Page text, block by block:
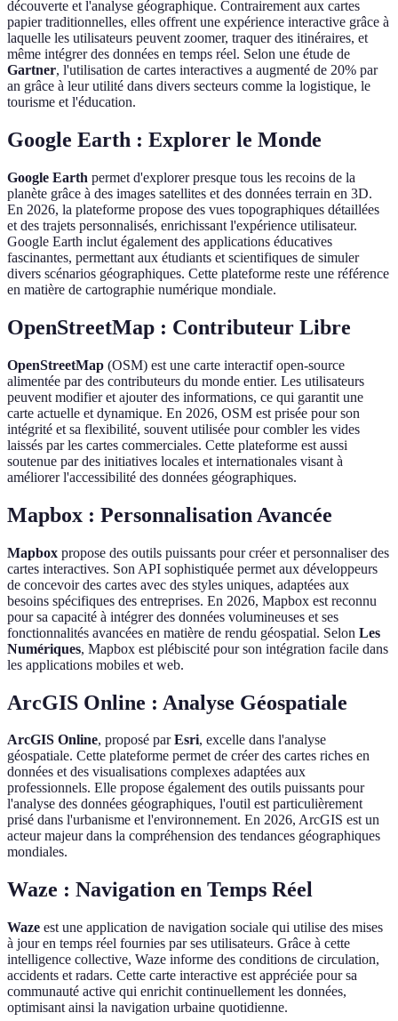
découverte et l'analyse géographique. Contrairement aux cartes
papier traditionnelles, elles offrent une expérience interactive grâce à
laquelle les utilisateurs peuvent zoomer, traquer des itinéraires, et
même intégrer des données en temps réel. Selon une étude de
Gartner, l'utilisation de cartes interactives a augmenté de 20% par
an grâce à leur utilité dans divers secteurs comme la logistique, le
tourisme et l'éducation.
Google Earth : Explorer le Monde
Google Earth permet d'explorer presque tous les recoins de la
planète grâce à des images satellites et des données terrain en 3D.
En 2026, la plateforme propose des vues topographiques détaillées
et des trajets personnalisés, enrichissant l'expérience utilisateur.
Google Earth inclut également des applications éducatives
fascinantes, permettant aux étudiants et scientifiques de simuler
divers scénarios géographiques. Cette plateforme reste une référence
en matière de cartographie numérique mondiale.
OpenStreetMap : Contributeur Libre
OpenStreetMap (OSM) est une carte interactif open-source
alimentée par des contributeurs du monde entier. Les utilisateurs
peuvent modifier et ajouter des informations, ce qui garantit une
carte actuelle et dynamique. En 2026, OSM est prisée pour son
intégrité et sa flexibilité, souvent utilisée pour combler les vides
laissés par les cartes commerciales. Cette plateforme est aussi
soutenue par des initiatives locales et internationales visant à
améliorer l'accessibilité des données géographiques.
Mapbox : Personnalisation Avancée
Mapbox propose des outils puissants pour créer et personnaliser des
cartes interactives. Son API sophistiquée permet aux développeurs
de concevoir des cartes avec des styles uniques, adaptées aux
besoins spécifiques des entreprises. En 2026, Mapbox est reconnu
pour sa capacité à intégrer des données volumineuses et ses
fonctionnalités avancées en matière de rendu géospatial. Selon Les
Numériques, Mapbox est plébiscité pour son intégration facile dans
les applications mobiles et web.
ArcGIS Online : Analyse Géospatiale
ArcGIS Online, proposé parEsri, excelle dans l'analyse
géospatiale. Cette plateforme permet de créer des cartes riches en
données et des visualisations complexes adaptées aux
professionnels. Elle propose également des outils puissants pour
l'analyse des données géographiques, l'outil est particulièrement
prisé dans l'urbanisme et l'environnement. En 2026, ArcGIS est un
acteur majeur dans la compréhension des tendances géographiques
mondiales.
Waze : Navigation en Temps Réel
Waze est une application de navigation sociale qui utilise des mises
à jour en temps réel fournies par ses utilisateurs. Grâce à cette
intelligence collective, Waze informe des conditions de circulation,
accidents et radars. Cette carte interactive est appréciée pour sa
communauté active qui enrichit continuellement les données,
optimisant ainsi la navigation urbaine quotidienne.